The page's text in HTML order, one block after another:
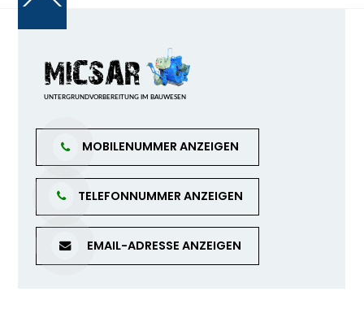
Back
Top
MOBILENUMMER ANZEIGEN
TELEFONNUMMER ANZEIGEN
EMAIL-ADRESSE ANZEIGEN